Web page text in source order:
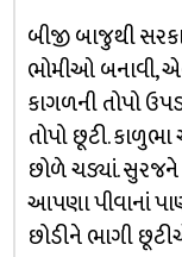
બીજી બાજુથી
ભોમીઓ બનાવી,
કાગળની તોપો
તોપો છૂટી.
છોળે ચડ્યાં.
આપણા પીવાનાં
છોડીને ભાગી